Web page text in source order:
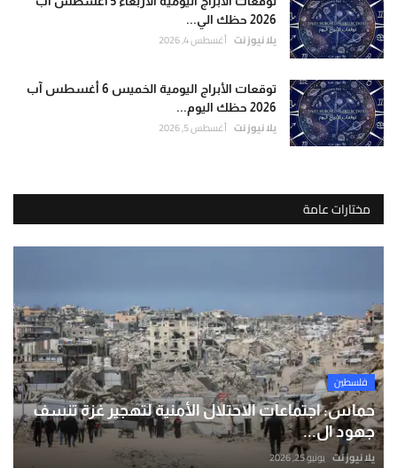
2026 حظك الي...
يلا نيوز نت أغسطس 4, 2026
توقعات الأبراج اليومية الخميس 6 أغسطس آب
2026 حظك اليوم...
يلا نيوز نت أغسطس 5, 2026
مختارات عامة
فلسطين
حماس: اجتماعات الاحتلال الأمنية لتهجير غزة تنسف
جهود ال...
يلا نيوز نت يونيو 25, 2026